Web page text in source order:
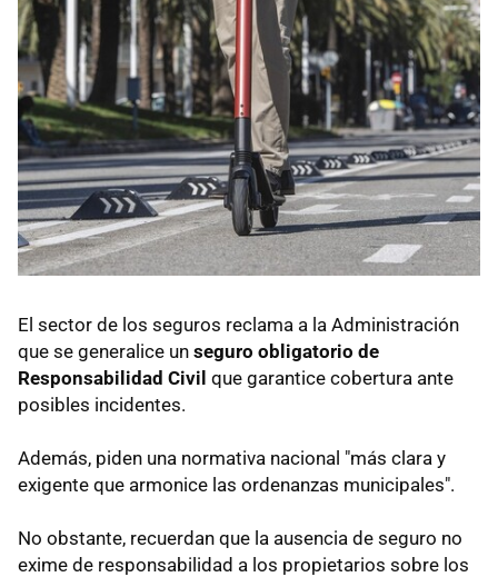
El sector de los seguros reclama a la Administración
que se generalice un seguro obligatorio de
Responsabilidad Civil que garantice cobertura ante
posibles incidentes.
Además, piden una normativa nacional "más clara y
exigente que armonice las ordenanzas municipales".
No obstante, recuerdan que la ausencia de seguro no
exime de responsabilidad a los propietarios sobre los